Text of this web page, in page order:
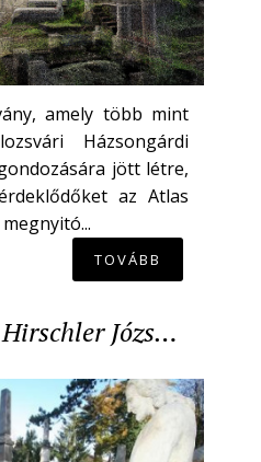
amely több mint
Házsongárdi
jött létre,
az Atlas
TOVÁBB
Józs…